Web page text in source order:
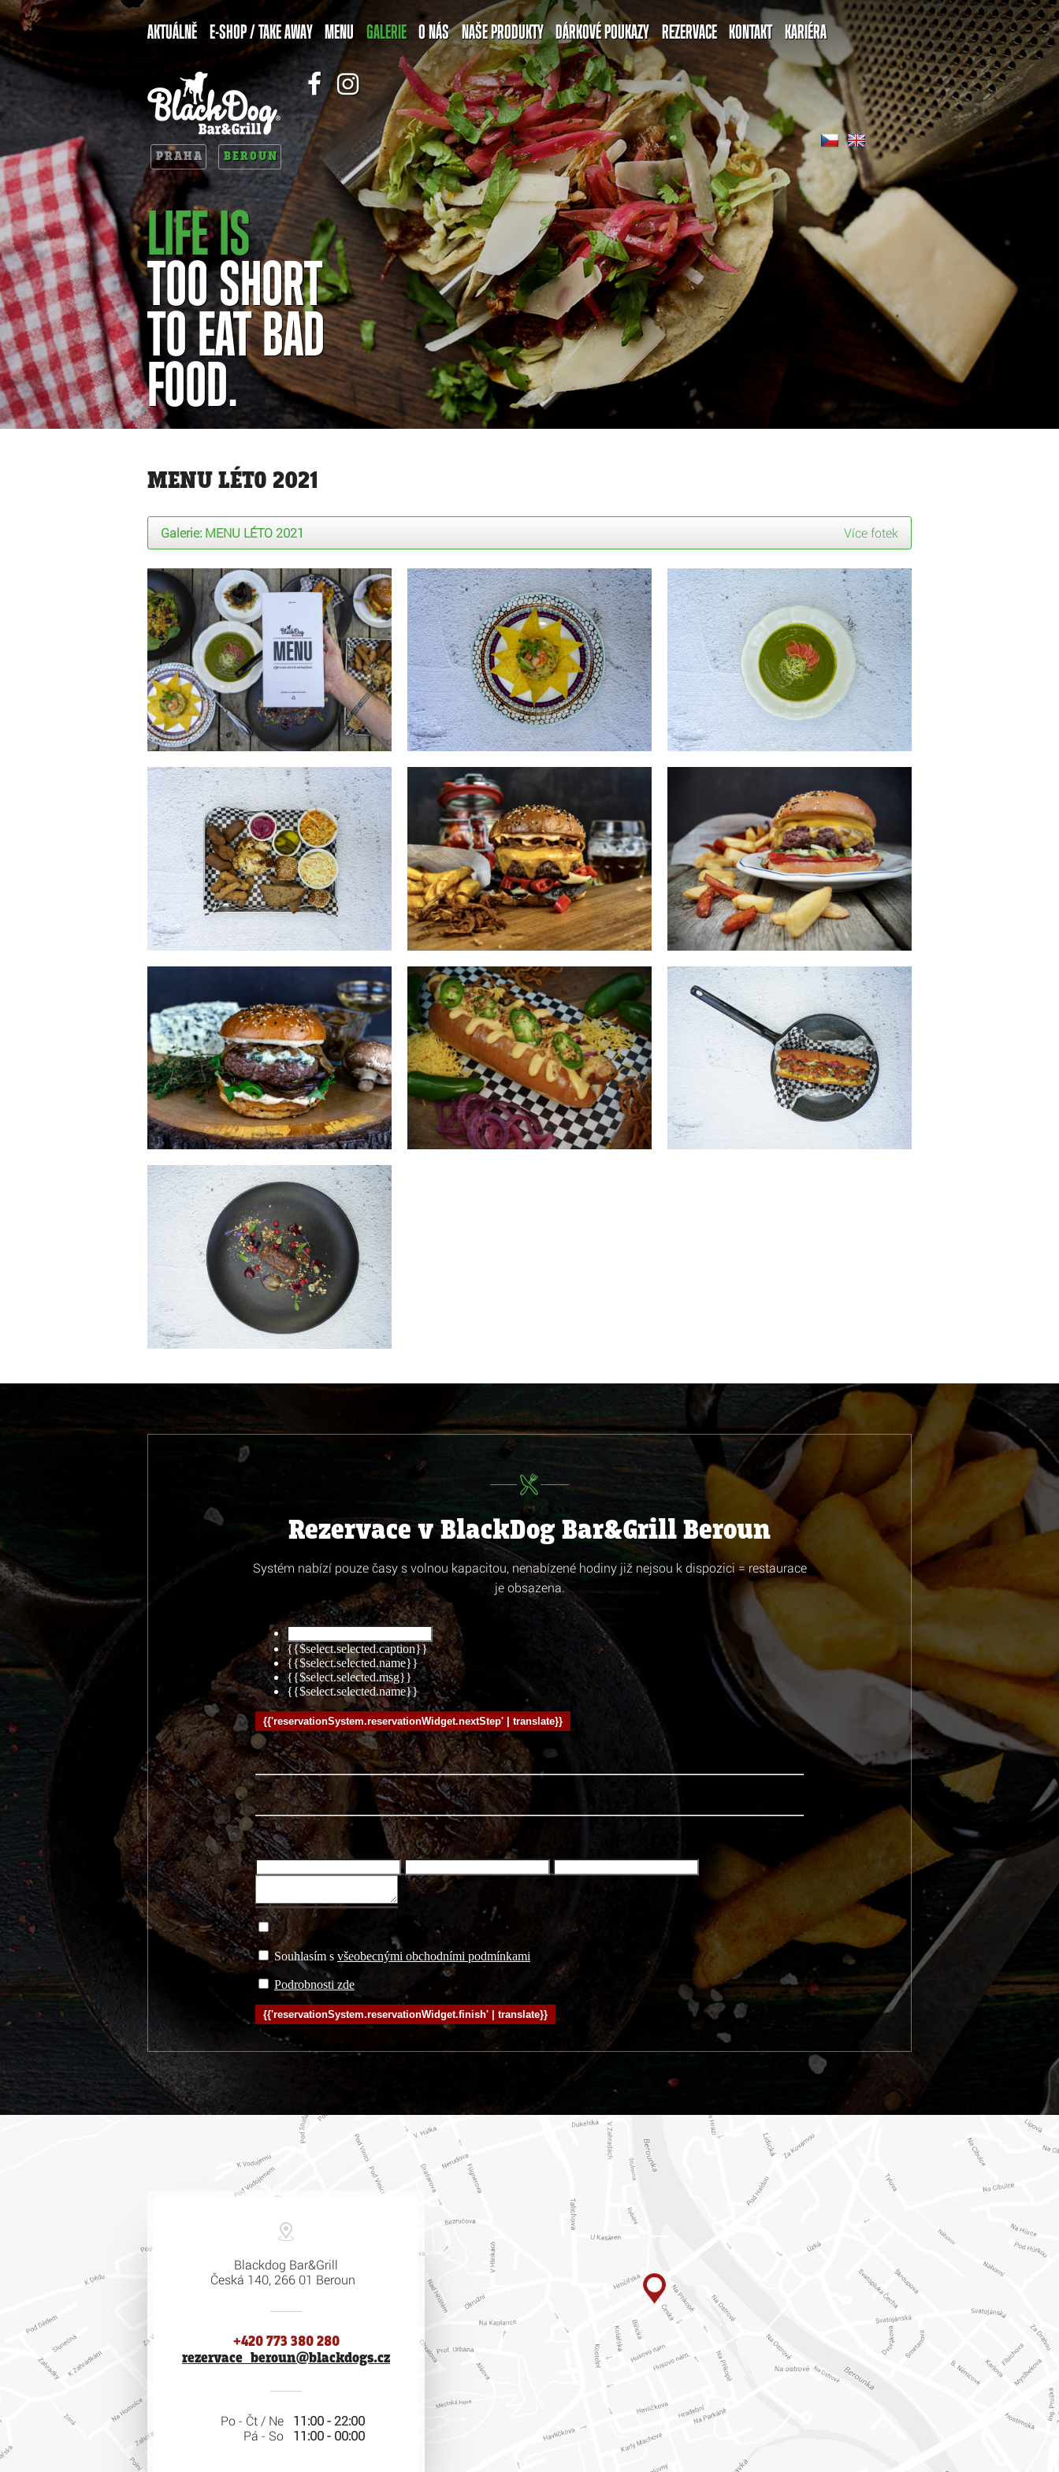
AKTUÁLNĚ E-SHOP / TAKE AWAY MENU GALERIE O NÁS NAŠE PRODUKTY DÁRKOVÉ POUKAZY REZERVACE KONTAKT KARIÉRA
PRAHA BEROUN
LIFE IS
TOO SHORT
TO EAT BAD
FOOD.
MENU LÉTO 2021
Více fotek
Galerie: MENU LÉTO 2021
Rezervace v BlackDog Bar&Grill Beroun
Systém nabízí pouze časy s volnou kapacitou, nenabízené hodiny již nejsou k dispozici = restaurace
je obsazena.
Blackdog Bar&Grill
Česká 140, 266 01 Beroun
+420 773 380 280
rezervace_beroun@blackdogs.cz
Po - Čt / Ne
11:00 - 22:00
Pá - So
11:00 - 00:00